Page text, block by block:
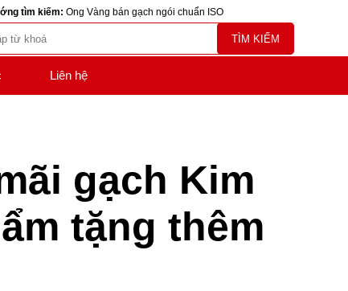
tìm kiếm: Ong Vàng bán gạch ngói chuẩn ISO
TÌM KIẾM
Liên hệ
gạch Kim
tặng thêm